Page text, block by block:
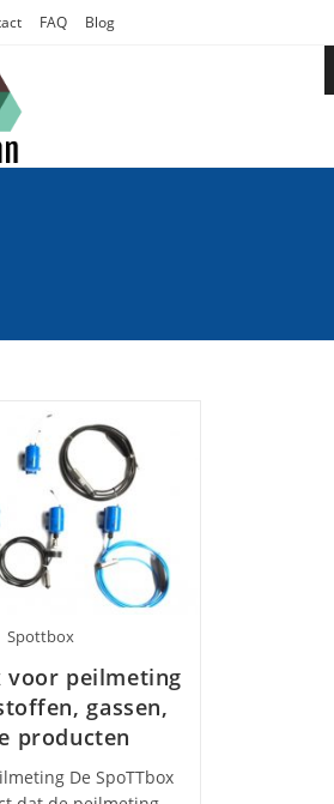
FAQ Blog
Spottbox
voor peilmeting
gassen,
producten
De SpoTTbox